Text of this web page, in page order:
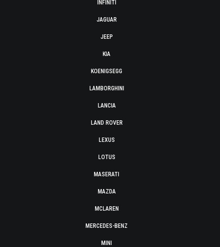
INFINITI
JAGUAR
JEEP
KIA
KOENIGSEGG
LAMBORGHINI
LANCIA
LAND ROVER
LEXUS
LOTUS
MASERATI
MAZDA
MCLAREN
MERCEDES-BENZ
MINI